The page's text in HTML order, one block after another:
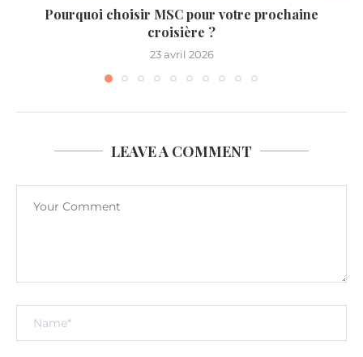
Pourquoi choisir MSC pour votre prochaine
croisière ?
23 avril 2026
LEAVE A COMMENT